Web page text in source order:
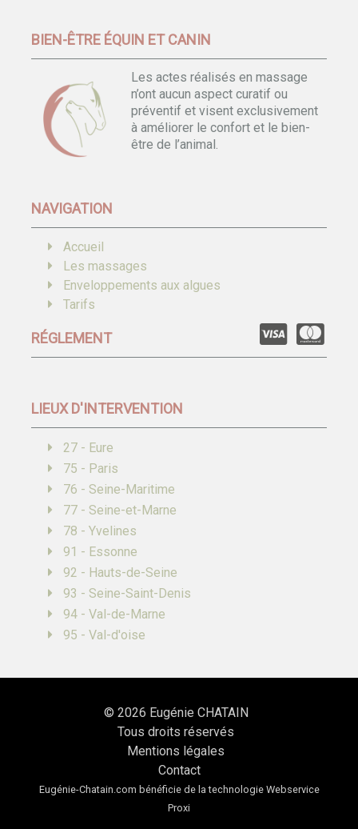
BIEN-ÊTRE ÉQUIN ET CANIN
Les actes réalisés en massage
n’ont aucun aspect curatif ou
préventif et visent exclusivement
à améliorer le confort et le bien-
être de l’animal.
NAVIGATION
Accueil
Les massages
Enveloppements aux algues
Tarifs
RÉGLEMENT
LIEUX D'INTERVENTION
27 - Eure
75 - Paris
76 - Seine-Maritime
77 - Seine-et-Marne
78 - Yvelines
91 - Essonne
92 - Hauts-de-Seine
93 - Seine-Saint-Denis
94 - Val-de-Marne
95 - Val-d'oise
© 2026 Eugénie CHATAIN
Tous droits réservés
Mentions légales
Contact
Eugénie-Chatain.com bénéficie de la technologie Webservice
Proxi